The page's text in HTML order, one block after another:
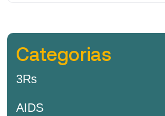
Categorias
3Rs
AIDS